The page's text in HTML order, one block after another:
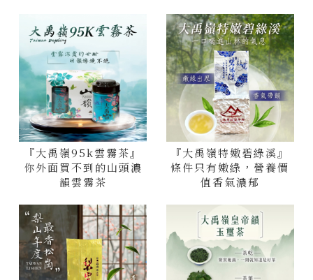
『大禹嶺95k雲霧茶』
你外面買不到的山頭濃
韻雲霧茶
『大禹嶺特嫩碧綠溪』
條件只有嫩綠，營養價
值香氣濃郁